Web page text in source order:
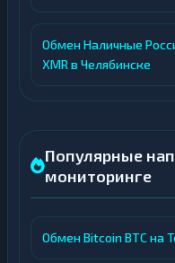
Обмен Наличные
XMR в Челябинске
Популярные
мониторинге
Обмен Bitcoin BTC на